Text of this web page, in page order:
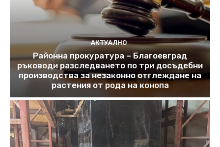
АКТУАЛНО
Районна прокуратура – Благоевград
ръководи разследването по три досъдебни
производства за незаконно отглеждане на
растения от рода на конопа